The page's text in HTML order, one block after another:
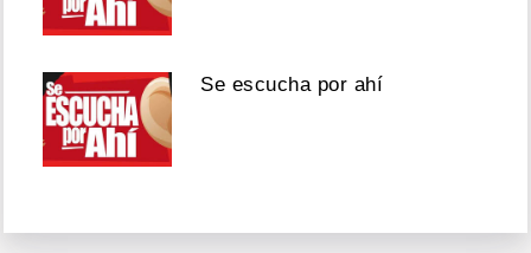
Se escucha por ahí